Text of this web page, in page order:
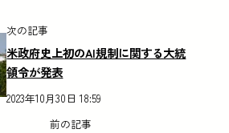
次の記事
米政府史上初のAI規制に関する大統
領令が発表
2023年10月30日 18:59
前の記事